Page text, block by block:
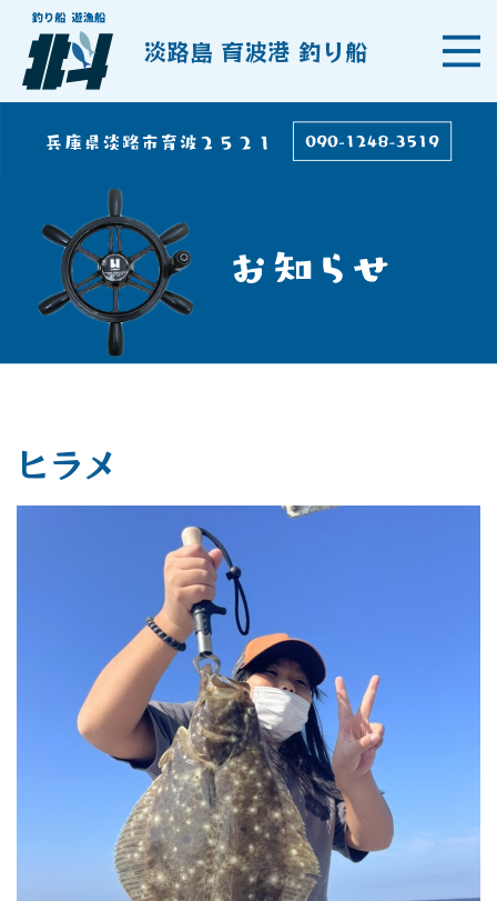
淡路島 育波港 釣り船
ヒラメ